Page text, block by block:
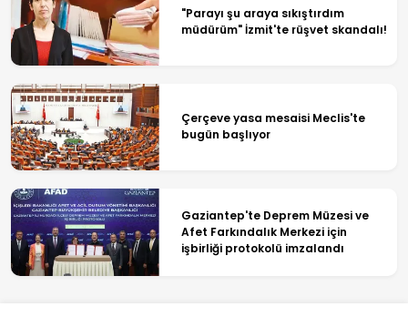
"Parayı şu araya sıkıştırdım
müdürüm" İzmit'te rüşvet skandalı!
Çerçeve yasa mesaisi Meclis'te
bugün başlıyor
Gaziantep'te Deprem Müzesi ve
Afet Farkındalık Merkezi için
işbirliği protokolü imzalandı